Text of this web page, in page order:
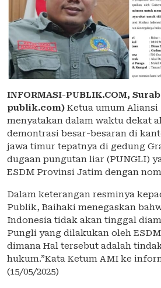
INFORMASI-PUBLIK.COM,
publik.com) Ketua umum
menyatakan dalam waktu dekat
demontrasi besar-besaran di
jawa timur tepatnya di gedung
dugaan pungutan liar (PUNGLI)
ESDM Provinsi Jatim dengan
Dalam keterangan resminya
Publik, Baihaki menegaskan
Indonesia tidak akan tinggal
Pungli yang dilakukan oleh
dimana Hal tersebut adalah
hukum.”Kata Ketum AMI ke
(15/05/2025)